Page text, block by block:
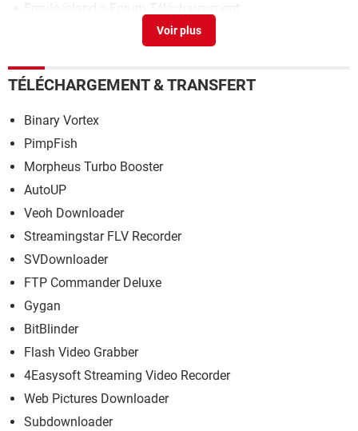
Emule-island
Forum Téléchargement
> Télécharger - Divers Utilitaires
TÉLÉCHARGEMENT & TRANSFERT
Binary Vortex
PimpFish
Morpheus Turbo Booster
AutoUP
Veoh Downloader
Streamingstar FLV Recorder
SVDownloader
FTP Commander Deluxe
Gygan
BitBlinder
Flash Video Grabber
4Easysoft Streaming Video Recorder
Web Pictures Downloader
Subdownloader